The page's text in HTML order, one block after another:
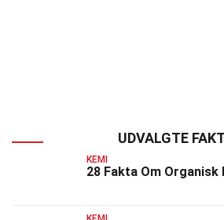
UDVALGTE
KEMI
28 Fakta Om Organisk